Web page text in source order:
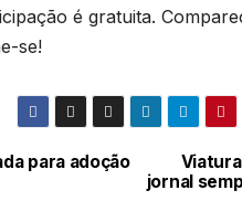
é gratuita.
se!
jornal
para adoção